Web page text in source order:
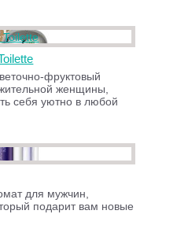
фруктовый
женщины,
себя уютно в любой
для мужчин,
подарит вам новые